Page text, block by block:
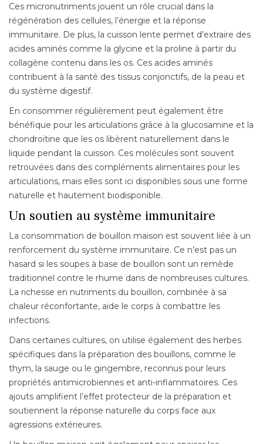
Ces micronutriments jouent un rôle crucial dans la
régénération des cellules, l’énergie et la réponse
immunitaire. De plus, la cuisson lente permet d’extraire des
acides aminés comme la glycine et la proline à partir du
collagène contenu dans les os. Ces acides aminés
contribuent à la santé des tissus conjonctifs, de la peau et
du système digestif.
En consommer régulièrement peut également être
bénéfique pour les articulations grâce à la glucosamine et la
chondroïtine que les os libèrent naturellement dans le
liquide pendant la cuisson. Ces molécules sont souvent
retrouvées dans des compléments alimentaires pour les
articulations, mais elles sont ici disponibles sous une forme
naturelle et hautement biodisponible.
Un soutien au système immunitaire
La consommation de bouillon maison est souvent liée à un
renforcement du système immunitaire. Ce n’est pas un
hasard si les soupes à base de bouillon sont un remède
traditionnel contre le rhume dans de nombreuses cultures.
La richesse en nutriments du bouillon, combinée à sa
chaleur réconfortante, aide le corps à combattre les
infections.
Dans certaines cultures, on utilise également des herbes
spécifiques dans la préparation des bouillons, comme le
thym, la sauge ou le gingembre, reconnus pour leurs
propriétés antimicrobiennes et anti-inflammatoires. Ces
ajouts amplifient l’effet protecteur de la préparation et
soutiennent la réponse naturelle du corps face aux
agressions extérieures.